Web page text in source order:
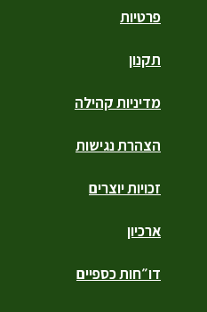
פרטיות
תקנון
מדיניות קהילה
הצהרת נגישות
זכויות יוצרים
ארכיון
דו״חות כספיים